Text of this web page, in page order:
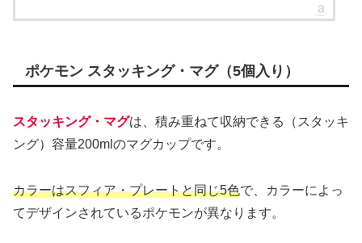
ポケモン スタッキング・マグ（5個入り）
スタッキング・マグは、積み重ねて収納できる（スタッキ
ング）容量200mlのマグカップです。
カラーはスフィア・プレートと同じ5色で、カラーによっ
てデザインされているポケモンが異なります。